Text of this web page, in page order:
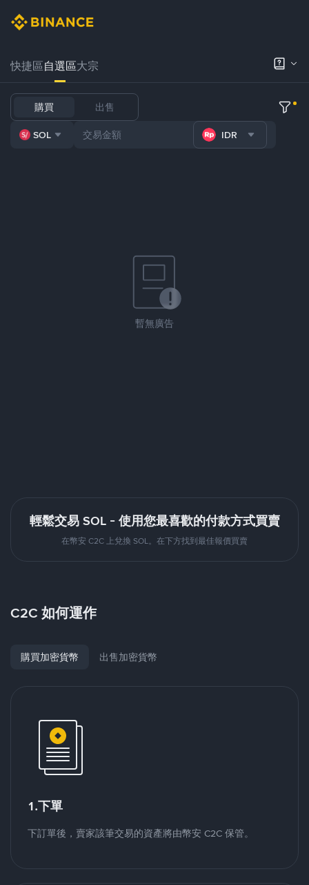
快捷區自選區大宗
購買 出售
SOL IDR
暫無廣告
輕鬆交易 SOL - 使用您最喜歡的付款方式買賣
在幣安 C2C 上兌換 SOL。在下方找到最佳報價買賣
C2C 如何運作
購買加密貨幣 出售加密貨幣
1.下單
下訂單後，賣家該筆交易的資產將由幣安 C2C 保管。